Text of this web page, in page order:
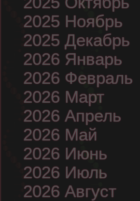
2025 Ноябрь
2025 Декабрь
2026 Январь
2026 Февраль
2026 Март
2026 Апрель
2026 Май
2026 Июнь
2026 Июль
2026 Август